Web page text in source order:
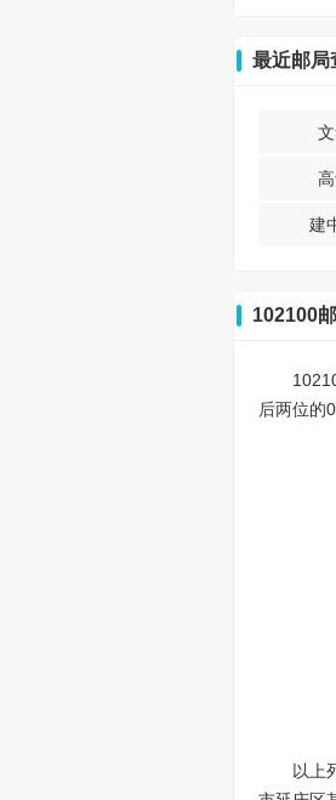
最近邮局
建
102100
后两位的
以上